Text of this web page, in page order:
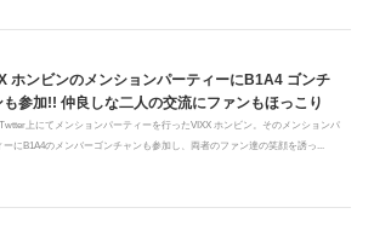
ホンビンのメンションパーティーにB1A4 ゴンチ
も参加!! 仲良しな二人の交流にファンもほっこり
上にてメンションパーティーを行ったVIXX ホンビン。そのメンションパ
ーにB1A4のメンバーゴンチャンも参加し、両者のファン達の笑顔を誘っ...